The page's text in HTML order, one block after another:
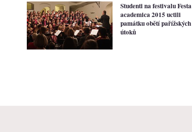
Studenti na festivalu Festa
academica 2015 uctili
památku obětí pařížských
útoků